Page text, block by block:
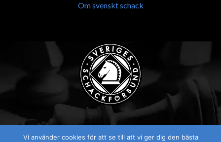
Om svenskt schack
Vi använder cookies för att se till att vi ger dig den bästa